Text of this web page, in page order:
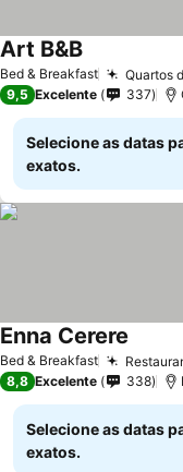
Bed & Breakfast Quartos
Art B&B
9,5 Excelente 337
Selecione as datas
exatos.
Bed & Breakfast
Enna Cerere
8,8 Excelente 338
Selecione as datas
exatos.